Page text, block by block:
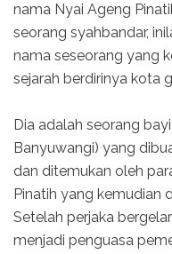
nama Nyai Ageng
seorang syahbandar,
nama seseorang yang
sejarah berdirinya kota
Dia adalah seorang
Banyuwangi) yang
dan ditemukan oleh
Pinatih yang kemudian
Setelah perjaka
menjadi penguasa